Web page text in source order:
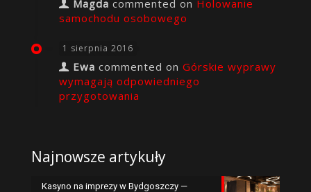
Magda commented on Holowanie
samochodu osobowego
1 sierpnia 2016
Ewa commented on Górskie wyprawy
wymagają odpowiedniego
przygotowania
Najnowsze artykuły
Kasyno na imprezy w Bydgoszczy —